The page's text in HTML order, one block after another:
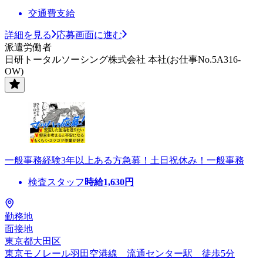
交通費支給
詳細を見る
応募画面に進む
派遣労働者
日研トータルソーシング株式会社 本社(お仕事No.5A316-
OW)
一般事務経験3年以上ある方急募！土日祝休み！一般事務
検査スタッフ 時給1,630円
勤務地
面接地
東京都大田区
東京モノレール羽田空港線 流通センター駅 徒歩5分